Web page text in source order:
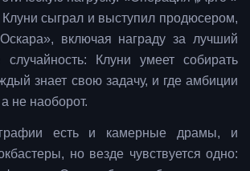
Клуни сыграл и выступил продюсером,
включая награду за лучший
Клуни умеет собирать
знает свою задачу, и где амбиции
не наоборот.
есть и камерные драмы, и
но везде чувствуется одно: